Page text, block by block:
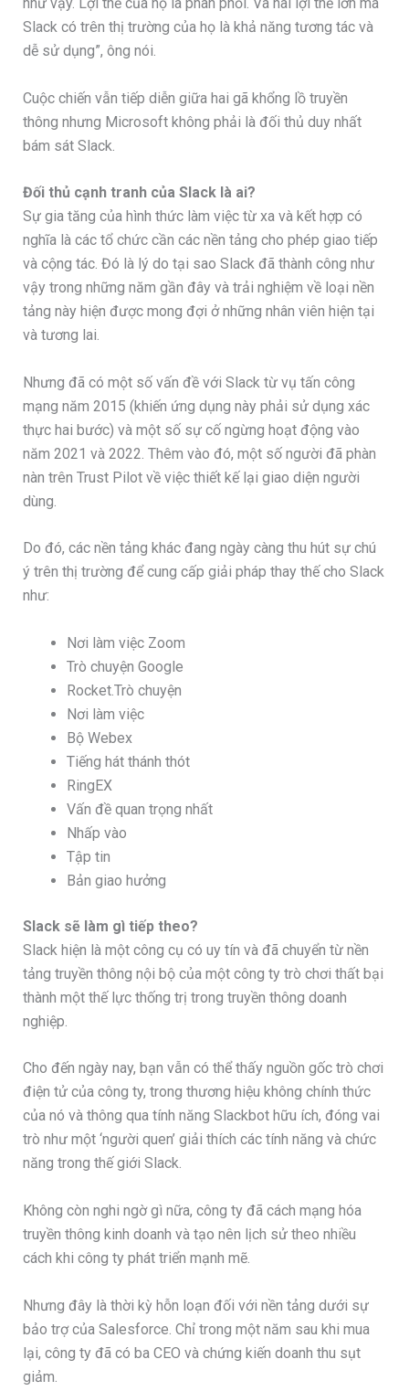
Slack có trên thị trường của họ là khả năng tương tác và
dễ sử dụng”, ông nói.
Cuộc chiến vẫn tiếp diễn giữa hai gã khổng lồ truyền
thông nhưng Microsoft không phải là đối thủ duy nhất
bám sát Slack.
Đối thủ cạnh tranh của Slack là ai?
Sự gia tăng của hình thức làm việc từ xa và kết hợp có
nghĩa là các tổ chức cần các nền tảng cho phép giao tiếp
và cộng tác. Đó là lý do tại sao Slack đã thành công như
vậy trong những năm gần đây và trải nghiệm về loại nền
tảng này hiện được mong đợi ở những nhân viên hiện tại
và tương lai.
Nhưng đã có một số vấn đề với Slack từ vụ tấn công
mạng năm 2015 (khiến ứng dụng này phải sử dụng xác
thực hai bước) và một số sự cố ngừng hoạt động vào
năm 2021 và 2022. Thêm vào đó, một số người đã phàn
nàn trên Trust Pilot về việc thiết kế lại giao diện người
dùng.
Do đó, các nền tảng khác đang ngày càng thu hút sự chú
ý trên thị trường để cung cấp giải pháp thay thế cho Slack
như:
Nơi làm việc Zoom
Trò chuyện Google
Rocket.Trò chuyện
Nơi làm việc
Bộ Webex
Tiếng hát thánh thót
RingEX
Vấn đề quan trọng nhất
Nhấp vào
Tập tin
Bản giao hưởng
Slack sẽ làm gì tiếp theo?
Slack hiện là một công cụ có uy tín và đã chuyển từ nền
tảng truyền thông nội bộ của một công ty trò chơi thất bại
thành một thế lực thống trị trong truyền thông doanh
nghiệp.
Cho đến ngày nay, bạn vẫn có thể thấy nguồn gốc trò chơi
điện tử của công ty, trong thương hiệu không chính thức
của nó và thông qua tính năng Slackbot hữu ích, đóng vai
trò như một ‘người quen’ giải thích các tính năng và chức
năng trong thế giới Slack.
Không còn nghi ngờ gì nữa, công ty đã cách mạng hóa
truyền thông kinh doanh và tạo nên lịch sử theo nhiều
cách khi công ty phát triển mạnh mẽ.
Nhưng đây là thời kỳ hỗn loạn đối với nền tảng dưới sự
bảo trợ của Salesforce. Chỉ trong một năm sau khi mua
lại, công ty đã có ba CEO và chứng kiến doanh thu sụt
giảm.